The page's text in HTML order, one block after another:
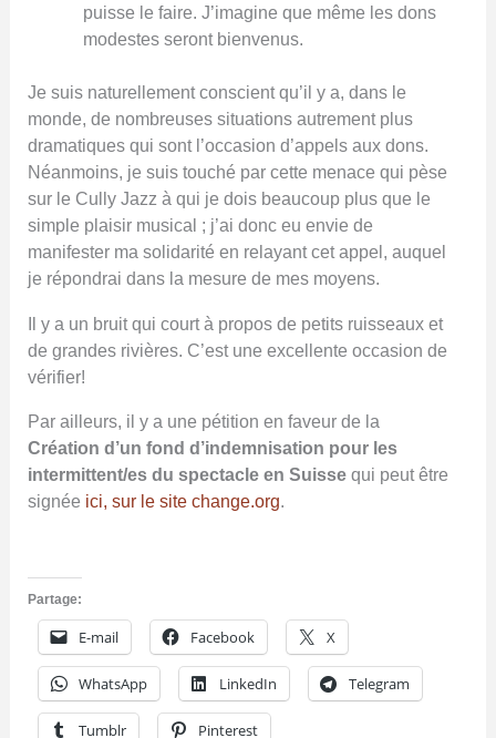
puisse le faire. J’imagine que même les dons
modestes seront bienvenus.
Je suis naturellement conscient qu’il y a, dans le
monde, de nombreuses situations autrement plus
dramatiques qui sont l’occasion d’appels aux dons.
Néanmoins, je suis touché par cette menace qui pèse
sur le Cully Jazz à qui je dois beaucoup plus que le
simple plaisir musical ; j’ai donc eu envie de
manifester ma solidarité en relayant cet appel, auquel
je répondrai dans la mesure de mes moyens.
Il y a un bruit qui court à propos de petits ruisseaux et
de grandes rivières. C’est une excellente occasion de
vérifier!
Par ailleurs, il y a une pétition en faveur de la
Création d’un fond d’indemnisation pour les
intermittent/es du spectacle en Suisse qui peut être
signée ici, sur le site change.org.
Partage:
E-mail Facebook X
WhatsApp LinkedIn Telegram
Tumblr Pinterest